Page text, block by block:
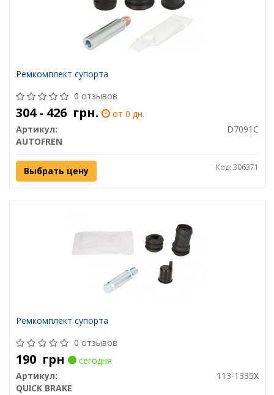
Ремкомплект супорта
0 отзывов
304 - 426 грн.
от 0 дн.
Артикул:
D7091C
AUTOFREN
Выбрать цену Код: 306371
Ремкомплект супорта
0 отзывов
190 грн
сегодня
Артикул:
113-1335X
QUICK BRAKE